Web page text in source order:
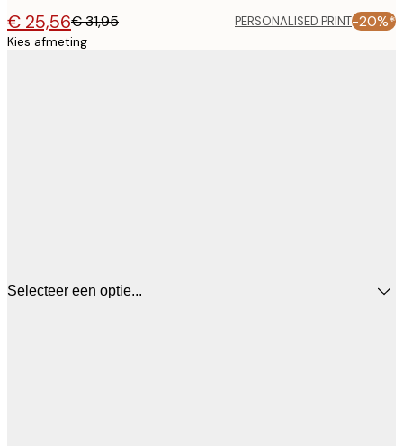
€ 25,56€ 31,95 PERSONALISED PRINT-20%*
Kies afmeting
Selecteer een optie...